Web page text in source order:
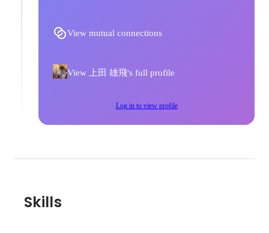
View mutual connections
View 上田 雄飛's full profile
Log in to view profile
Skills